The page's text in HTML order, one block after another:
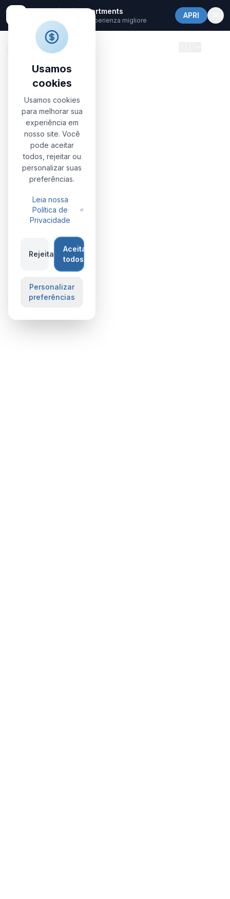
Nonna Vittoria Apartments
Apri nell'app per un'esperienza migliore
APRI
Usamos
cookies
Usamos cookies
para melhorar sua
experiência em
nosso site. Você
pode aceitar
todos, rejeitar ou
personalizar suas
preferências.
Leia nossa
Política de
Privacidade
Rejeitar
Aceitar
todos
Personalizar
preferências